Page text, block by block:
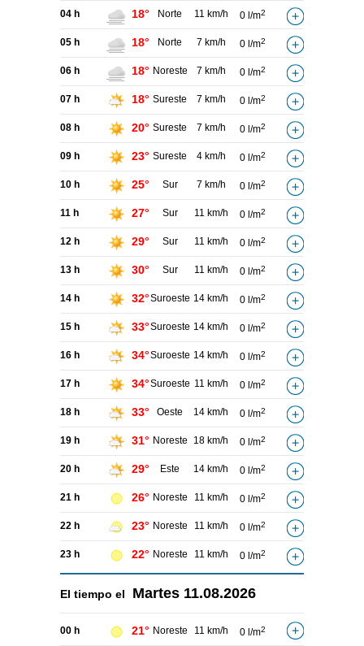
04 h 18° Norte 11 km/h 0 l/m2
05 h 18° Norte 7 km/h 0 l/m2
06 h 18° Noreste 7 km/h 0 l/m2
07 h 18° Sureste 7 km/h 0 l/m2
08 h 20° Sureste 7 km/h 0 l/m2
09 h 23° Sureste 4 km/h 0 l/m2
10 h 25° Sur 7 km/h 0 l/m2
11 h 27° Sur 11 km/h 0 l/m2
12 h 29° Sur 11 km/h 0 l/m2
13 h 30° Sur 11 km/h 0 l/m2
14 h 32°Suroeste 14 km/h 0 l/m2
15 h 33°Suroeste 14 km/h 0 l/m2
16 h 34°Suroeste 14 km/h 0 l/m2
17 h 34°Suroeste 11 km/h 0 l/m2
18 h 33° Oeste 14 km/h 0 l/m2
19 h 31° Noreste 18 km/h 0 l/m2
20 h 29° Este 14 km/h 0 l/m2
21 h 26° Noreste 11 km/h 0 l/m2
22 h 23° Noreste 11 km/h 0 l/m2
23 h 22° Noreste 11 km/h 0 l/m2
El tiempo el Martes 11.08.2026
00 h 21° Noreste 11 km/h 0 l/m2